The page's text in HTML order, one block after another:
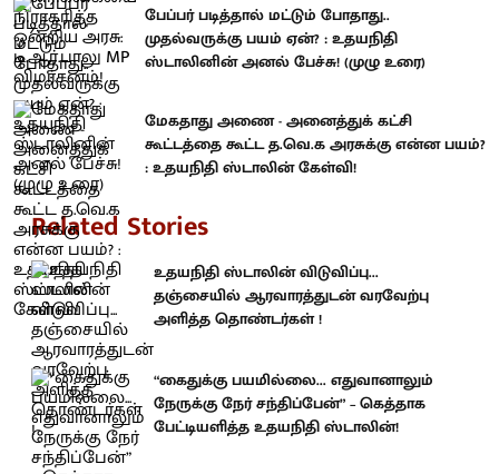
பேப்பர் படித்தால் மட்டும் போதாது..
முதல்வருக்கு பயம் ஏன்? : உதயநிதி
ஸ்டாலினின் அனல் பேச்சு! (முழு உரை)
மேகதாது அணை - அனைத்துக் கட்சி
கூட்டத்தை கூட்ட த.வெ.க அரசுக்கு என்ன பயம்?
: உதயநிதி ஸ்டாலின் கேள்வி!
Related Stories
உதயநிதி ஸ்டாலின் விடுவிப்பு...
தஞ்சையில் ஆரவாரத்துடன் வரவேற்பு
அளித்த தொண்டர்கள் !
“கைதுக்கு பயமில்லை... எதுவானாலும்
நேருக்கு நேர் சந்திப்பேன்” – கெத்தாக
பேட்டியளித்த உதயநிதி ஸ்டாலின்!